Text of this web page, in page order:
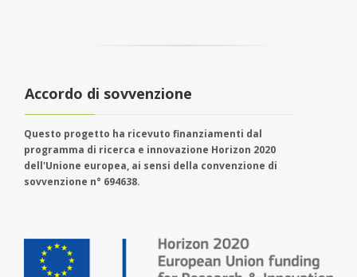
Accordo di sovvenzione
Questo progetto ha ricevuto finanziamenti dal
programma di ricerca e innovazione Horizon 2020
dell'Unione europea, ai sensi della convenzione di
sovvenzione n° 694638.